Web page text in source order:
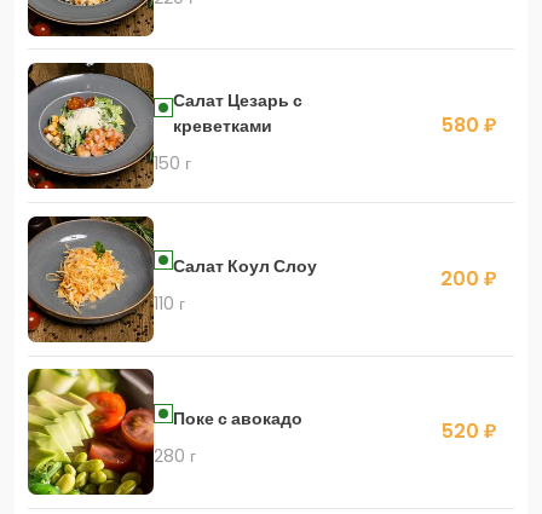
Салат Цезарь с
креветками
150 г
580 ₽
Салат Коул Слоу
110 г
200 ₽
Поке с авокадо
280 г
520 ₽